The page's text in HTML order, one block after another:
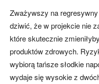
Zważywszy na
dziwić, że w projekcie nie
które skutecznie
produktów zdrowych.
wybiorą tańsze słodkie
wydaje się wysokie z